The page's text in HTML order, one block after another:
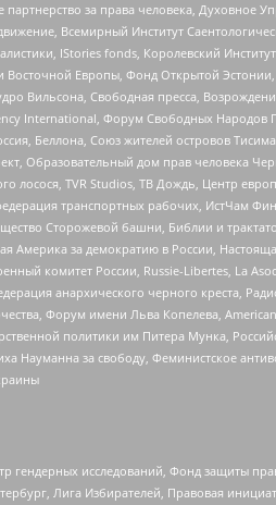
за права человека, Духовное
Всемирный Институт
IStories fonds, Королевский
Европы, Фонд Открытой
Свободная пресса,
International, Форум Свободных Народов
Беллона, Союз жителей островов
Образовательный дом прав человека
TVR Studios, ТВ Дождь, Центр
транспортных рабочих, ИстЧам
Сторожевой башни, Библии и
за демократию в России,
комитет России, Russie-Libertes, La
анархического черного креста,
Форум имени Льва Копелева,
политики им Питера Мунка,
за свободу, Феминистское
исследований, Фонд защиты
Лига Избирателей, Правовая